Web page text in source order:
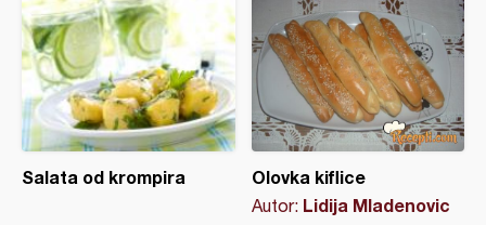
Salata od krompira Olovka kiflice
Autor: Lidija Mladenovic